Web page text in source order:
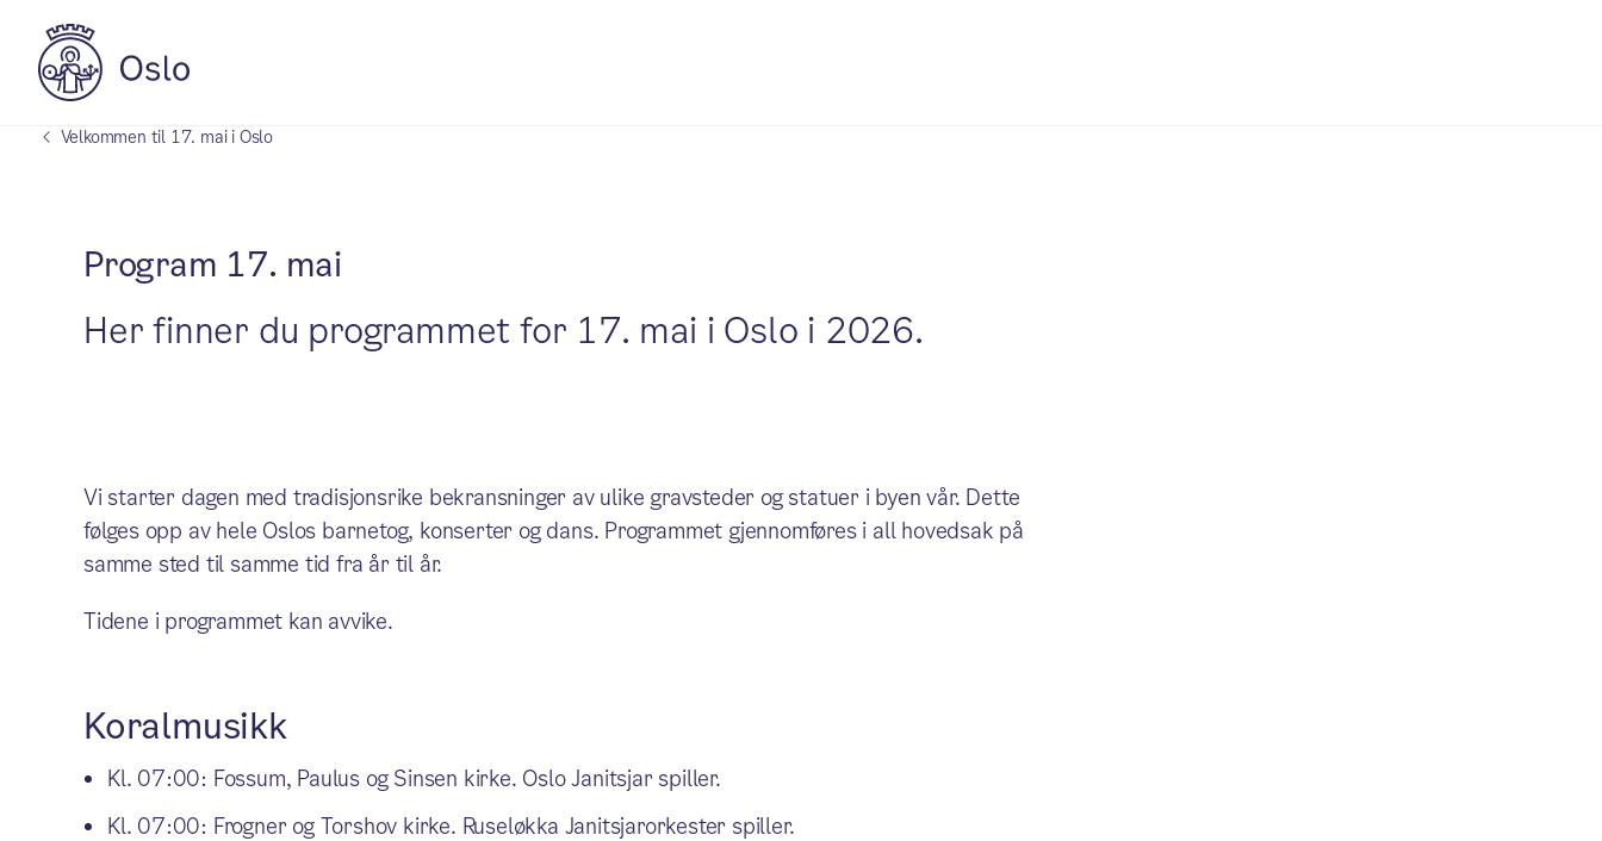
Velkommen til 17. mai i Oslo
Program 17. mai
Her finner du programmet for 17. mai i Oslo i 2026.
Vi starter dagen med tradisjonsrike bekransninger av ulike gravsteder og statuer i byen vår. Dette
følges opp av hele Oslos barnetog, konserter og dans. Programmet gjennomføres i all hovedsak på
samme sted til samme tid fra år til år.
Tidene i programmet kan avvike.
Koralmusikk
Kl. 07:00: Fossum, Paulus og Sinsen kirke. Oslo Janitsjar spiller.
Kl. 07:00: Frogner og Torshov kirke. Ruseløkka Janitsjarorkester spiller.